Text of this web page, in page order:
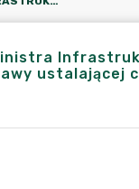
ustalającej